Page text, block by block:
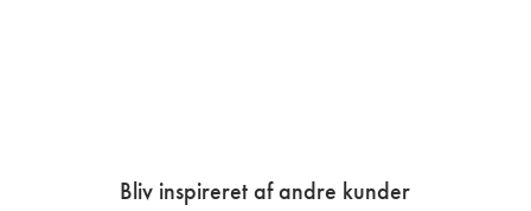
Bliv inspireret af andre kunder